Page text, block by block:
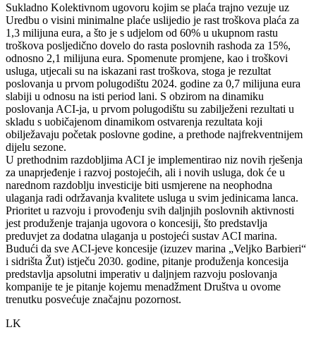
Sukladno Kolektivnom ugovoru kojim se plaća trajno vezuje uz
Uredbu o visini minimalne plaće uslijedio je rast troškova plaća za
1,3 milijuna eura, a što je s udjelom od 60% u ukupnom rastu
troškova posljedično dovelo do rasta poslovnih rashoda za 15%,
odnosno 2,1 milijuna eura. Spomenute promjene, kao i troškovi
usluga, utjecali su na iskazani rast troškova, stoga je rezultat
poslovanja u prvom polugodištu 2024. godine za 0,7 milijuna eura
slabiji u odnosu na isti period lani. S obzirom na dinamiku
poslovanja ACI-ja, u prvom polugodištu su zabilježeni rezultati u
skladu s uobičajenom dinamikom ostvarenja rezultata koji
obilježavaju početak poslovne godine, a prethode najfrekventnijem
dijelu sezone.
U prethodnim razdobljima ACI je implementirao niz novih rješenja
za unaprjeđenje i razvoj postojećih, ali i novih usluga, dok će u
narednom razdoblju investicije biti usmjerene na neophodna
ulaganja radi održavanja kvalitete usluga u svim jedinicama lanca.
Prioritet u razvoju i provođenju svih daljnjih poslovnih aktivnosti
jest produženje trajanja ugovora o koncesiji, što predstavlja
preduvjet za dodatna ulaganja u postojeći sustav ACI marina.
Budući da sve ACI-jeve koncesije (izuzev marina „Veljko Barbieri“
i sidrišta Žut) istječu 2030. godine, pitanje produženja koncesija
predstavlja apsolutni imperativ u daljnjem razvoju poslovanja
kompanije te je pitanje kojemu menadžment Društva u ovome
trenutku posvećuje značajnu pozornost.
LK